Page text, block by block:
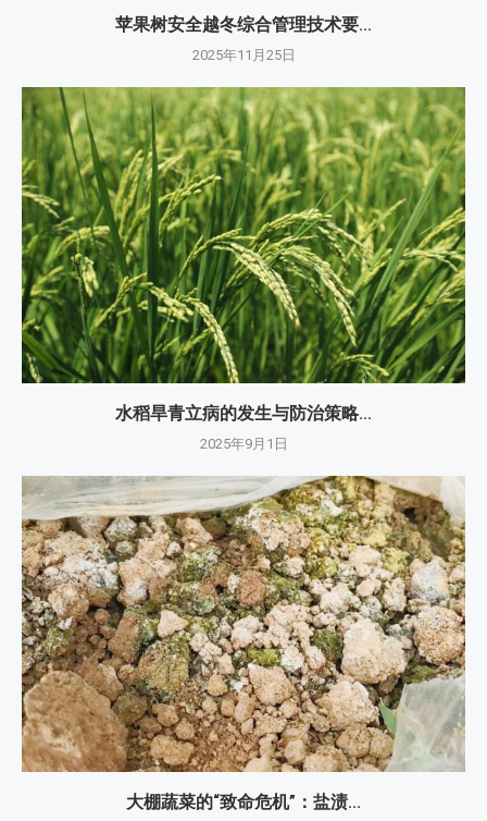
苹果树安全越冬综合管理技术要...
2025年11月25日
水稻旱青立病的发生与防治策略...
2025年9月1日
大棚蔬菜的“致命危机”：盐渍...